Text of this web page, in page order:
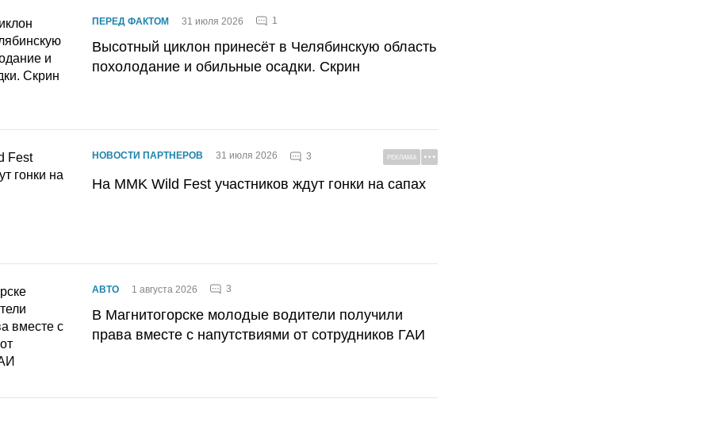
ПЕРЕД ФАКТОМ 31 июля 2026 1
Высотный циклон принесёт в Челябинскую область
похолодание и обильные осадки. Скрин
НОВОСТИ ПАРТНЕРОВ 31 июля 2026 3 РЕКЛАМА
На MMK Wild Fest участников ждут гонки на сапах
АВТО 1 августа 2026 3
В Магнитогорске молодые водители получили
права вместе с напутствиями от сотрудников ГАИ